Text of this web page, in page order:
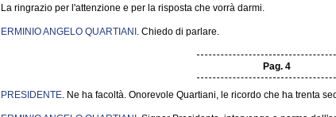
La ringrazio per l'attenzione e per la risposta che vorrà darmi.
ERMINIO ANGELO QUARTIANI . Chiedo di parlare.
Pag. 4
PRESIDENTE. Ne ha facoltà. Onorevole Quartiani, le ricordo che ha trenta